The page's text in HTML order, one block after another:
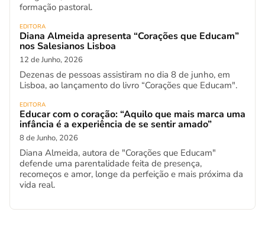
formação pastoral.
EDITORA
Diana Almeida apresenta “Corações que Educam”
nos Salesianos Lisboa
12 de Junho, 2026
Dezenas de pessoas assistiram no dia 8 de junho, em
Lisboa, ao lançamento do livro “Corações que Educam".
EDITORA
Educar com o coração: “Aquilo que mais marca uma
infância é a experiência de se sentir amado”
8 de Junho, 2026
Diana Almeida, autora de "Corações que Educam"
defende uma parentalidade feita de presença,
recomeços e amor, longe da perfeição e mais próxima da
vida real.